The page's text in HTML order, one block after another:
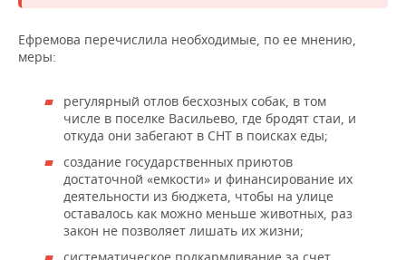
Ефремова перечислила необходимые, по ее мнению,
меры:
регулярный отлов бесхозных собак, в том
числе в поселке Васильево, где бродят стаи, и
откуда они забегают в СНТ в поисках еды;
создание государственных приютов
достаточной «емкости» и финансирование их
деятельности из бюджета, чтобы на улице
оставалось как можно меньше животных, раз
закон не позволяет лишать их жизни;